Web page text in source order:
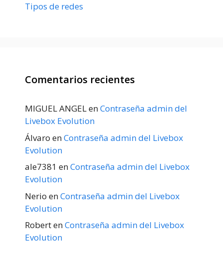
Tipos de redes
Comentarios recientes
MIGUEL ANGELenContraseña admin del
Livebox Evolution
Álvaro enContraseña admin del Livebox
Evolution
ale7381 enContraseña admin del Livebox
Evolution
Nerio enContraseña admin del Livebox
Evolution
RobertenContraseña admin del Livebox
Evolution